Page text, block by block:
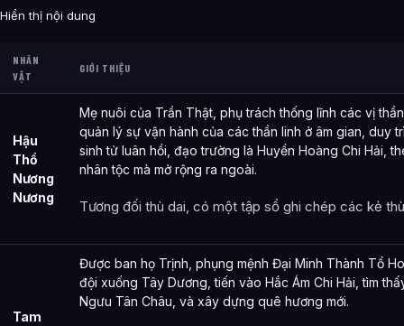
Hiển thị nội dung
NHÂN
VẬT
GIỚI THIỆU
Hậu
Thổ
Nương
Nương
Mẹ nuôi của Trần Thật, phụ trách thống lĩnh các vị
quản lý sự vận hành của các thần linh ở âm gian, duy
sinh tử luân hồi, đạo trường là Huyền Hoàng Chi Hải,
nhân tộc mà mở rộng ra ngoài.
Tương đối thù dai, có một tập sổ ghi chép các kẻ
Tam
Được ban họ Trịnh, phụng mệnh Đại Minh Thành Tổ
đội xuống Tây Dương, tiến vào Hắc Ám Chi Hải, tìm
Ngưu Tân Châu, và xây dựng quê hương mới.